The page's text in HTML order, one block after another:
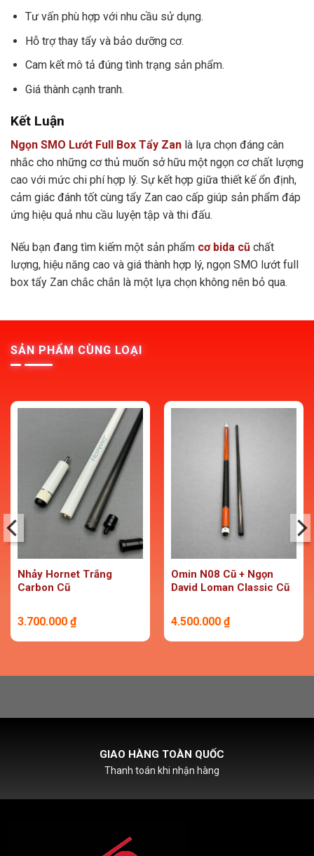
Tư vấn phù hợp với nhu cầu sử dụng.
Hỗ trợ thay tẩy và bảo dưỡng cơ.
Cam kết mô tả đúng tình trạng sản phẩm.
Giá thành cạnh tranh.
Kết Luận
Ngọn SMO Lướt Full Box Tẩy Zan là lựa chọn đáng cân
nhắc cho những cơ thủ muốn sở hữu một ngọn cơ chất lượng
cao với mức chi phí hợp lý. Sự kết hợp giữa thiết kế ổn định,
cảm giác đánh tốt cùng tẩy Zan cao cấp giúp sản phẩm đáp
ứng hiệu quả nhu cầu luyện tập và thi đấu.
Nếu bạn đang tìm kiếm một sản phẩm cơ bida cũ chất
lượng, hiệu năng cao và giá thành hợp lý, ngọn SMO lướt full
box tẩy Zan chắc chắn là một lựa chọn không nên bỏ qua.
SẢN PHẨM CÙNG LOẠI
Nhảy Hornet Trắng
Carbon Cũ
3.700.000 ₫
Omin N08 Cũ + Ngọn
David Loman Classic Cũ
4.500.000 ₫
HỖ TRỢ PHÍ SHIPCOD